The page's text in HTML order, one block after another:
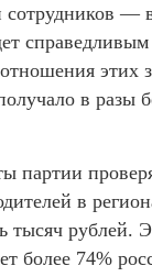
сотрудников —
этих
в разы
партии
в
тысяч рублей.
более 74%